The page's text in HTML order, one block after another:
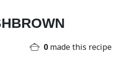
0 made this recipe